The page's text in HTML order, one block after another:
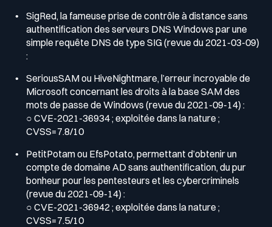
SigRed, la fameuse prise de contrôle à distance sans
authentification des serveurs DNS Windows par une
simple requête DNS de type SIG (revue du 2021-03-09)
:
SeriousSAM ou HiveNightmare, l’erreur incroyable de
Microsoft concernant les droits à la base SAM des
mots de passe de Windows (revue du 2021-09-14) :
○ CVE-2021-36934 ; exploitée dans la nature ;
CVSS=7.8/10
PetitPotam ou EfsPotato, permettant d’obtenir un
compte de domaine AD sans authentification, du pur
bonheur pour les pentesteurs et les cybercriminels
(revue du 2021-09-14) :
○ CVE-2021-36942 ; exploitée dans la nature ;
CVSS=7.5/10